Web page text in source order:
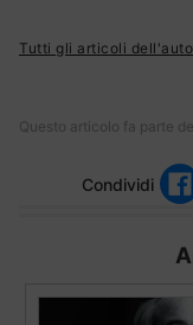
Tutti gli articoli
Questo articolo fa parte
Condividi